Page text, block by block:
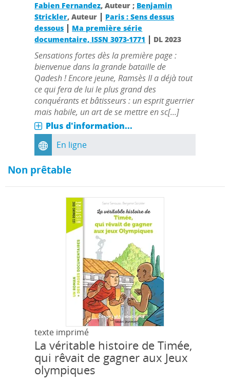
Fabien Fernandez, Auteur ; Benjamin
Strickler, Auteur | Paris : Sens dessus
dessous | Ma première série
documentaire, ISSN 3073-1771 | DL 2023
Sensations fortes dès la première page :
bienvenue dans la grande bataille de
Qadesh ! Encore jeune, Ramsès II a déjà tout
ce qui fera de lui le plus grand des
conquérants et bâtisseurs : un esprit guerrier
mais habile, un art de se mettre en sc[...]
Plus d'information...
En ligne
Non prêtable
texte imprimé
La véritable histoire de Timée,
qui rêvait de gagner aux Jeux
olympiques